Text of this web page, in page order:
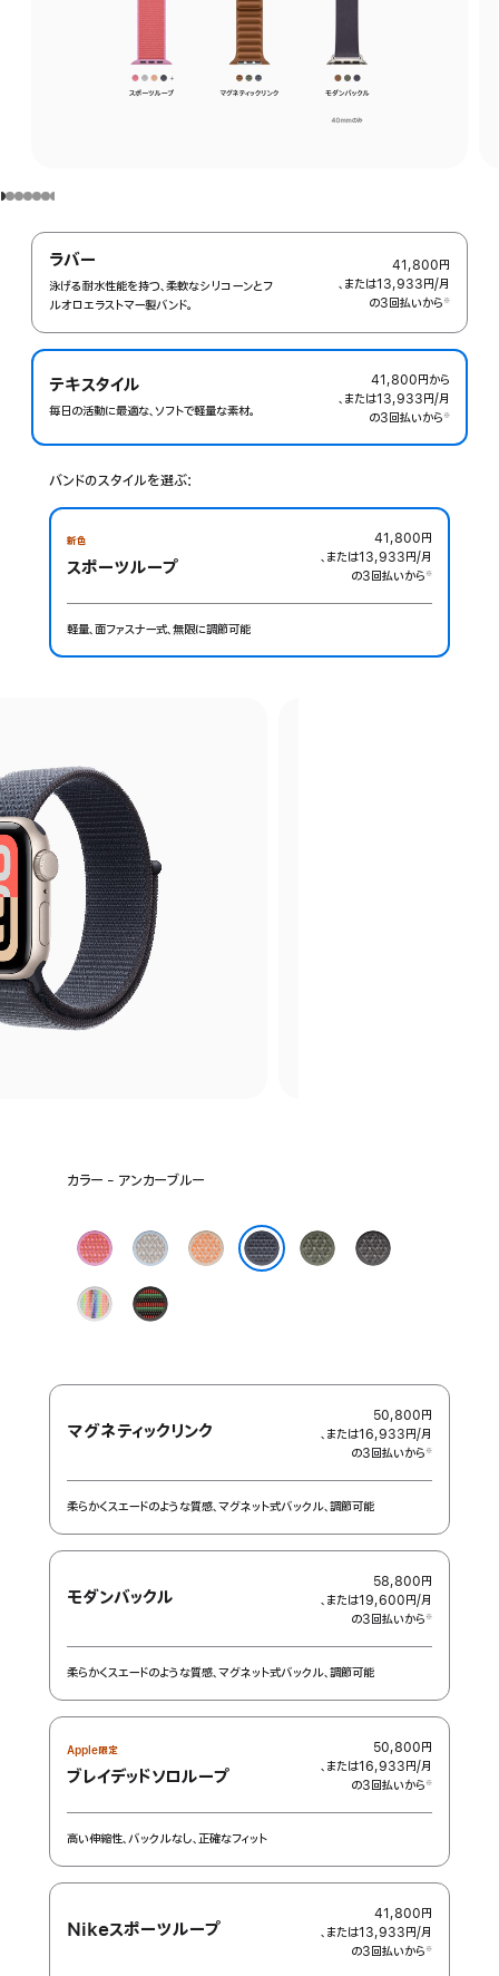
ラバー
泳げる耐水性能を持つ、柔軟なシリコ ーンとフ
ルオロエラストマー製バ‍ン‍ド。
41,800円
、または13,933円/月
の3回払いから ※
テキスタイル
毎日の活動に最適な、ソフトで軽量な素材。
41,800円から
、または13,933円/月
の3回払いから ※
バンドのスタイルを選ぶ:
新色
スポーツループ
41,800円
、または13,933円/月
の3回払いから ※
軽量、面ファスナー式、無限に調節可能
カ
を
選
カラー - アンカーブルー
ブ
ラ
ト
グ
ブ
ル
ー
ミ
ス
カ
ン
フ
ォ
ダ
ー
プ
ラ
エ
ィ
シ
ン
Black
Unity
ニ
ィ
リ
ム
マグネティックリンク
50,800円
、または16,933円/月
の3回払いから ※
柔らかくスエードのような質感、マグネット式バックル、調節可能
モダンバックル
58,800円
、または19,600円/月
の3回払いから ※
柔らかくスエードのような質感、マグネット式バックル、調節可能
Apple限定
ブレイデッドソ‍ロ‍ル‍ー‍プ
50,800円
、または16,933円/月
の3回払いから ※
高い伸縮性、バックルなし、正確なフィット
Nikeスポーツループ
41,800円
、または13,933円/月
の3回払いから ※